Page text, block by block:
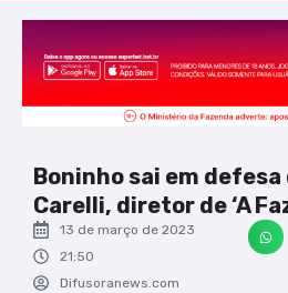
Boninho sai em defesa
Carelli, diretor de ‘A
13 de março de 2023
21:50
Difusoranews.com